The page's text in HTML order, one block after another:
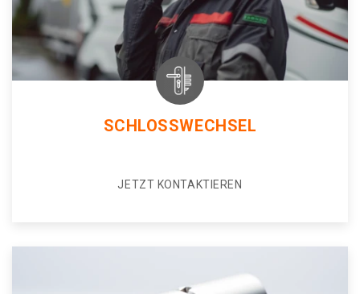
SCHLOSSWECHSEL
JETZT KONTAKTIEREN